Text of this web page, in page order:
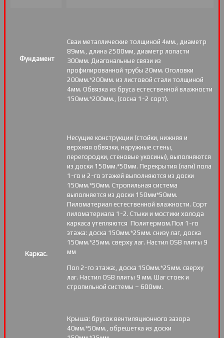
Фундамент
Сваи металлические толщиной 4мм., диаметр
89мм., длина 2500мм, диаметр лопасти
300мм. Диагональные связи из
профилированной трубы 20мм. Оголовки
200мм.*200мм. из листовой стали толщиной
4мм. Обвязка из бруса естественной влажности
150мм.*200мм., (сосна 1-2 сорт).
Каркас.
Несущие конструкции (стойки, нижняя и
верхняя обвязки, наружные стены,
перегородки, стеновые укосины), выполняются
из доски 150мм.*50мм. Перекрытия (лаги) пола
1-го и 2-го этажей выполняются из доски
150мм.*50мм. Стропильная система
выполняется из доски 150мм*50мм.
Пиломатериал естественной влажности. Сорт
пиломатериала 1-2. Стыки и мостики холода
каркаса утепляются Политермом.Пол 1-го
этажа: доска 150мм.*25мм. снизу лаг, доска
150мм.*25мм. сверху лаг. Настил OSB плиты 9
мм
Пол 2-го этажа:, доска 150мм.*25мм. сверху
лаг. Настил OSB плиты 9 мм. Шаг стоек и
стропильной системы – 600мм.
Крыша: брусок вентиляционного зазора
40мм.*50мм., обрешетка из доски